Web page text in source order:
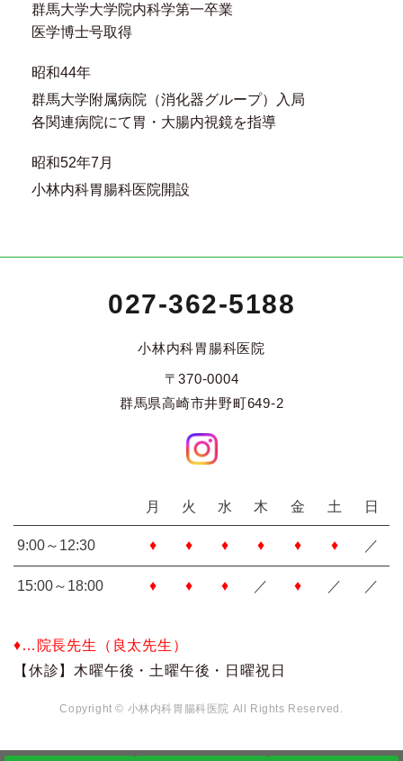
群馬大学大学院内科学第一卒業
医学博士号取得
昭和44年
群馬大学附属病院（消化器グループ）入局
各関連病院にて胃・大腸内視鏡を指導
昭和52年7月
小林内科胃腸科医院開設
027-362-5188
小林内科胃腸科医院
〒370-0004
群馬県高崎市井野町649-2
月 火 水 木 金 土 日
9:00～12:30 ♦ ♦ ♦ ♦ ♦ ♦ ／
15:00～18:00 ♦ ♦ ♦ ／ ♦ ／ ／
♦…院長先生（良太先生）
【休診】木曜午後・土曜午後・日曜祝日
Copyright © 小林内科胃腸科医院 All Rights Reserved.